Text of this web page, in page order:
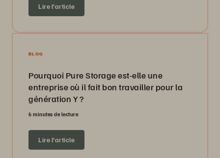
Lire l’article
BLOG
Pourquoi Pure Storage est-elle une
entreprise où il fait bon travailler pour la
génération Y ?
6 minutes de lecture
Lire l’article